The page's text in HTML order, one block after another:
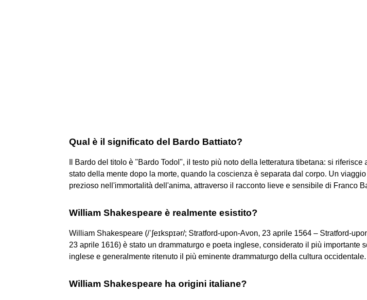
Qual è il significato del Bardo Battiato?
Il Bardo del titolo è "Bardo Todol", il testo più noto della letteratura tibetana: si riferisce
stato della mente dopo la morte, quando la coscienza è separata dal corpo. Un viaggio
prezioso nell'immortalità dell'anima, attraverso il racconto lieve e sensibile di Franco
William Shakespeare è realmente esistito?
William Shakespeare (/ˈʃeɪkspɪər/; Stratford-upon-Avon, 23 aprile 1564 – Stratford-
23 aprile 1616) è stato un drammaturgo e poeta inglese, considerato il più importante
inglese e generalmente ritenuto il più eminente drammaturgo della cultura occidentale.
William Shakespeare ha origini italiane?